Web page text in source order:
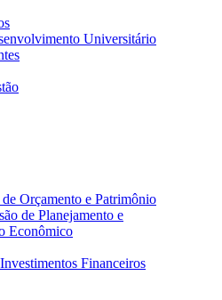
Universitário
Orçamento e Patrimônio
de Planejamento e
Econômico
Financeiros